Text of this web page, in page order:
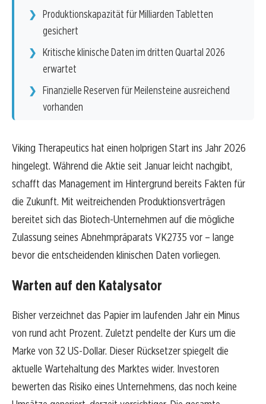
Produktionskapazität für Milliarden Tabletten
gesichert
Kritische klinische Daten im dritten Quartal 2026
erwartet
Finanzielle Reserven für Meilensteine ausreichend
vorhanden
Viking Therapeutics hat einen holprigen Start ins Jahr 2026
hingelegt. Während die Aktie seit Januar leicht nachgibt,
schafft das Management im Hintergrund bereits Fakten für
die Zukunft. Mit weitreichenden Produktionsverträgen
bereitet sich das Biotech-Unternehmen auf die mögliche
Zulassung seines Abnehmpräparats VK2735 vor – lange
bevor die entscheidenden klinischen Daten vorliegen.
Warten auf den Katalysator
Bisher verzeichnet das Papier im laufenden Jahr ein Minus
von rund acht Prozent. Zuletzt pendelte der Kurs um die
Marke von 32 US-Dollar. Dieser Rücksetzer spiegelt die
aktuelle Wartehaltung des Marktes wider. Investoren
bewerten das Risiko eines Unternehmens, das noch keine